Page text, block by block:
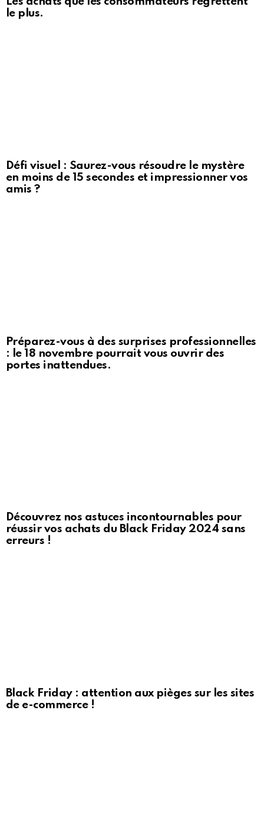
le plus.
Défi visuel : Saurez-vous résoudre le mystère
en moins de 15 secondes et impressionner vos
amis ?
Préparez-vous à des surprises professionnelles
: le 18 novembre pourrait vous ouvrir des
portes inattendues.
Découvrez nos astuces incontournables pour
réussir vos achats du Black Friday 2024 sans
erreurs !
Black Friday : attention aux pièges sur les sites
de e-commerce !